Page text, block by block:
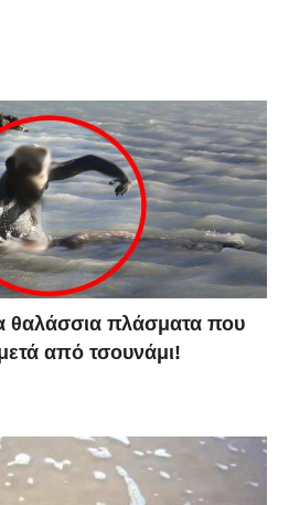
θαλάσσια πλάσματα που
από τσουνάμι!